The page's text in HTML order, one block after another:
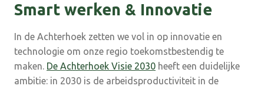
Smart werken & Innovatie
In de Achterhoek zetten we vol in op innovatie en
technologie om onze regio toekomstbestendig te
maken. De Achterhoek Visie 2030 heeft een duidelijke
ambitie: in 2030 is de arbeidsproductiviteit in de